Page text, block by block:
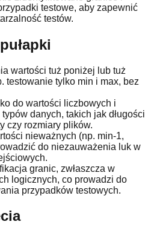
testowe, aby zapewnić
testów.
wartości tuż poniżej lub tuż
testowanie tylko min i max, bez
do wartości liczbowych i
danych, takich jak długości
czy rozmiary plików.
nieważnych (np. min-1,
do niezauważenia luk w
granic, zwłaszcza w
logicznych, co prowadzi do
przypadków testowych.